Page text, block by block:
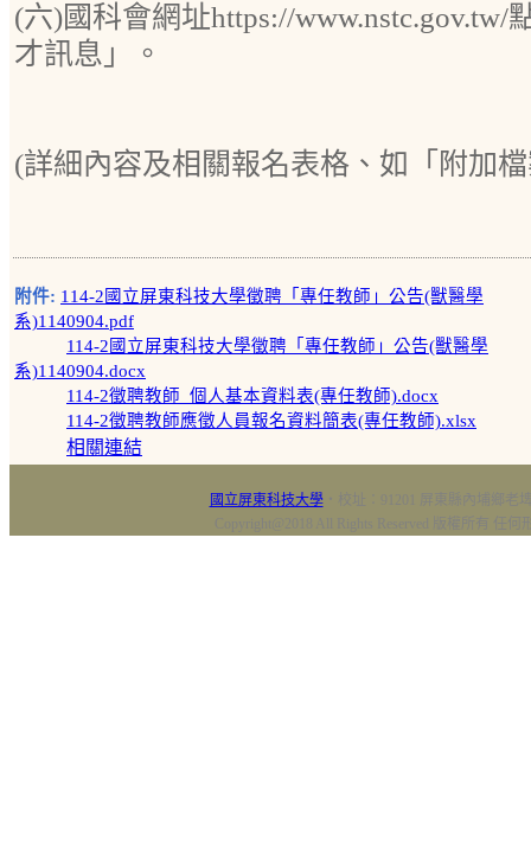
(六)國科會網址https://www.nstc.gov.tw/
才訊息」。
(詳細內容及相關報名表格、如「附加
附件: 114-2國立屏東科技大學徵聘「專任教師」公告(獸醫學
系)1140904.pdf
114-2國立屏東科技大學徵聘「專任教師」公告(獸醫學
系)1140904.docx
114-2徵聘教師_個人基本資料表(專任教師).docx
114-2徵聘教師應徵人員報名資料簡表(專任教師).xlsx
相關連結
國立屏東科技大學‧校址：91201 屏東縣內埔鄉老